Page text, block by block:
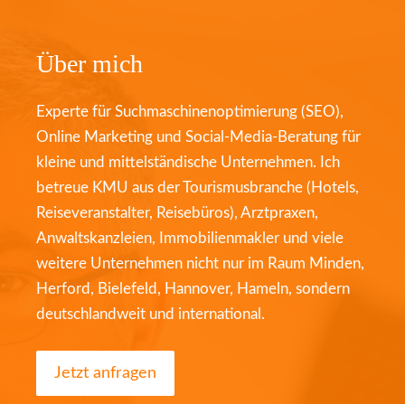
Über mich
Experte für Suchmaschinenoptimierung (SEO),
Online Marketing und Social-Media-Beratung für
kleine und mittelständische Unternehmen. Ich
betreue KMU aus der Tourismusbranche (Hotels,
Reiseveranstalter, Reisebüros), Arztpraxen,
Anwaltskanzleien, Immobilienmakler und viele
weitere Unternehmen nicht nur im Raum Minden,
Herford, Bielefeld, Hannover, Hameln, sondern
deutschlandweit und international.
Jetzt anfragen